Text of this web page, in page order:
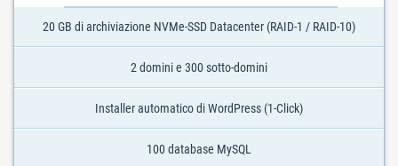
20 GB di archiviazione NVMe-SSD Datacenter (RAID-1 / RAID-10)
2 domini e 300 sotto-domini
Installer automatico di WordPress (1-Click)
100 database MySQL